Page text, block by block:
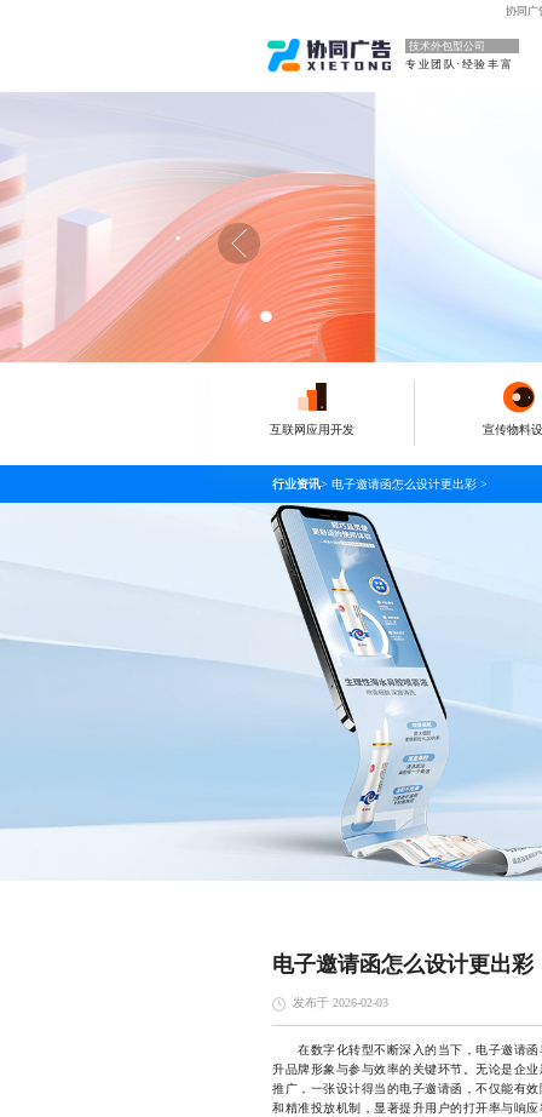
协同广
技术外包型公司
专业团队·经验丰富
互联网应用开发 宣传物料
行业资讯> 电子邀请函怎么设计更出彩 >
电子邀请函怎么设计更出彩
发布于 2026-02-03
在数字化转型不断深入的当下，电子邀请函
升品牌形象与参与效率的关键环节。无论是企
推广，一张设计得当的电子邀请函，不仅能有
和精准投放机制，显著提升用户的打开率与响